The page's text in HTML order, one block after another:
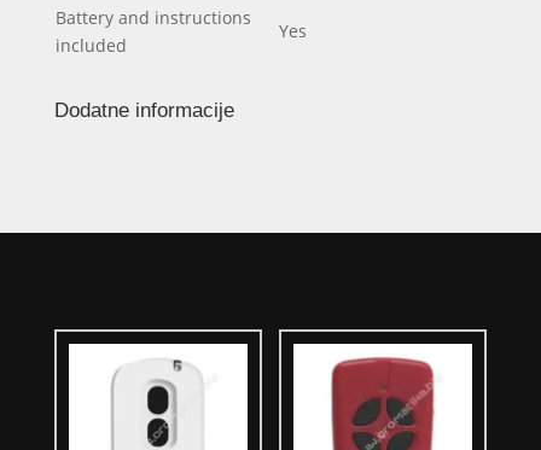
Battery and instructions
included
Yes
Dodatne informacije